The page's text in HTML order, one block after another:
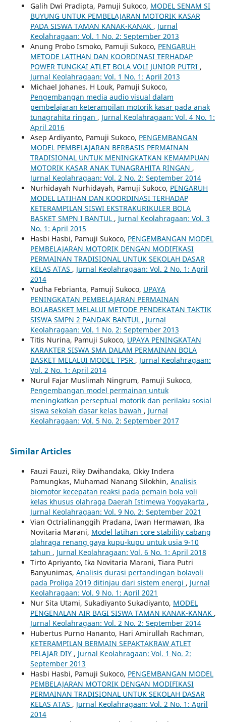
Galih Dwi Pradipta, Pamuji Sukoco, MODEL SENAM SI
BUYUNG UNTUK PEMBELAJARAN MOTORIK KASAR
PADA SISWA TAMAN KANAK-KANAK , Jurnal
Keolahragaan: Vol. 1 No. 2: September 2013
Anung Probo Ismoko, Pamuji Sukoco, PENGARUH
METODE LATIHAN DAN KOORDINASI TERHADAP
POWER TUNGKAI ATLET BOLA VOLI JUNIOR PUTRI ,
Jurnal Keolahragaan: Vol. 1 No. 1: April 2013
Michael Johanes. H Louk, Pamuji Sukoco,
Pengembangan media audio visual dalam
pembelajaran keterampilan motorik kasar pada anak
tunagrahita ringan , Jurnal Keolahragaan: Vol. 4 No. 1:
April 2016
Asep Ardiyanto, Pamuji Sukoco, PENGEMBANGAN
MODEL PEMBELAJARAN BERBASIS PERMAINAN
TRADISIONAL UNTUK MENINGKATKAN KEMAMPUAN
MOTORIK KASAR ANAK TUNAGRAHITA RINGAN ,
Jurnal Keolahragaan: Vol. 2 No. 2: September 2014
Nurhidayah Nurhidayah, Pamuji Sukoco, PENGARUH
MODEL LATIHAN DAN KOORDINASI TERHADAP
KETERAMPILAN SISWI EKSTRAKURIKULER BOLA
BASKET SMPN I BANTUL , Jurnal Keolahragaan: Vol. 3
No. 1: April 2015
Hasbi Hasbi, Pamuji Sukoco, PENGEMBANGAN MODEL
PEMBELAJARAN MOTORIK DENGAN MODIFIKASI
PERMAINAN TRADISIONAL UNTUK SEKOLAH DASAR
KELAS ATAS , Jurnal Keolahragaan: Vol. 2 No. 1: April
2014
Yudha Febrianta, Pamuji Sukoco, UPAYA
PENINGKATAN PEMBELAJARAN PERMAINAN
BOLABASKET MELALUI METODE PENDEKATAN TAKTIK
SISWA SMPN 2 PANDAK BANTUL , Jurnal
Keolahragaan: Vol. 1 No. 2: September 2013
Titis Nurina, Pamuji Sukoco, UPAYA PENINGKATAN
KARAKTER SISWA SMA DALAM PERMAINAN BOLA
BASKET MELALUI MODEL TPSR , Jurnal Keolahragaan:
Vol. 2 No. 1: April 2014
Nurul Fajar Muslimah Ningrum, Pamuji Sukoco,
Pengembangan model permainan untuk
meningkatkan perseptual motorik dan perilaku sosial
siswa sekolah dasar kelas bawah , Jurnal
Keolahragaan: Vol. 5 No. 2: September 2017
Similar Articles
Fauzi Fauzi, Riky Dwihandaka, Okky Indera
Pamungkas, Muhamad Nanang Silokhin, Analisis
biomotor kecepatan reaksi pada pemain bola voli
kelas khusus olahraga Daerah Istimewa Yogyakarta ,
Jurnal Keolahragaan: Vol. 9 No. 2: September 2021
Vian Octrialinanggih Pradana, Iwan Hermawan, Ika
Novitaria Marani, Model latihan core stability cabang
olahraga renang gaya kupu-kupu untuk usia 9-10
tahun , Jurnal Keolahragaan: Vol. 6 No. 1: April 2018
Tirto Apriyanto, Ika Novitaria Marani, Tiara Putri
Banyunimas, Analisis durasi pertandingan bolavoli
pada Proliga 2019 ditinjau dari sistem energi , Jurnal
Keolahragaan: Vol. 9 No. 1: April 2021
Nur Sita Utami, Sukadiyanto Sukadiyanto, MODEL
PENGENALAN AIR BAGI SISWA TAMAN KANAK-KANAK ,
Jurnal Keolahragaan: Vol. 2 No. 2: September 2014
Hubertus Purno Hananto, Hari Amirullah Rachman,
KETERAMPILAN BERMAIN SEPAKTAKRAW ATLET
PELAJAR DIY , Jurnal Keolahragaan: Vol. 1 No. 2:
September 2013
Hasbi Hasbi, Pamuji Sukoco, PENGEMBANGAN MODEL
PEMBELAJARAN MOTORIK DENGAN MODIFIKASI
PERMAINAN TRADISIONAL UNTUK SEKOLAH DASAR
KELAS ATAS , Jurnal Keolahragaan: Vol. 2 No. 1: April
2014